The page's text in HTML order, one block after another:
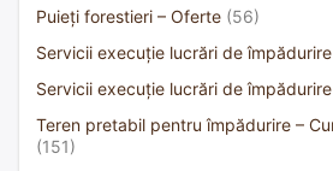
Puieți forestieri – Oferte (56)
Servicii execuție lucrări de
Servicii execuție lucrări de
Teren pretabil pentru împădurire –
(151)